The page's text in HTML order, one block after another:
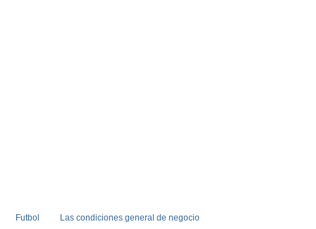
Futbol Las condiciones general de negocio